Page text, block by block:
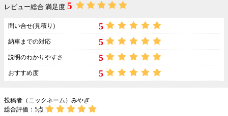
レビュー総合 満足度 5
問い合せ(見積り) 5
納車までの対応 5
説明のわかりやすさ 5
おすすめ度 5
投稿者（ニックネーム）みやぎ
総合評価： 5点